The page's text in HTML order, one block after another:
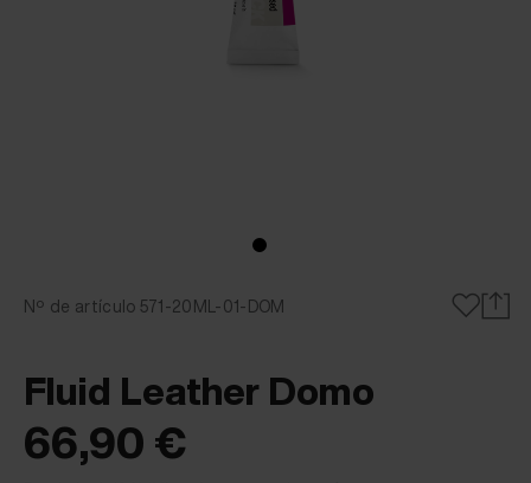
Nº de artículo 571-20ML-01-DOM
Fluid Leather Domo
66,90 €